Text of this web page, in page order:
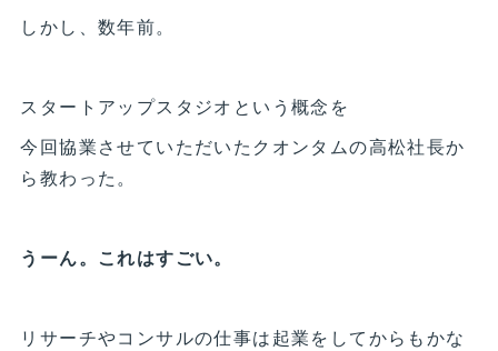
しかし、数年前。
スタートアップスタジオという概念を
今回協業させていただいたクオンタムの高松社長か
ら教わった。
うーん。これはすごい。
リサーチやコンサルの仕事は起業をしてからもかな